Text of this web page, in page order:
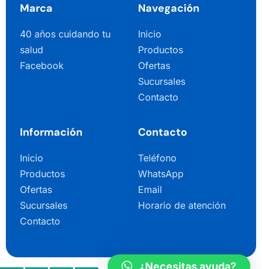
Marca
40 años cuidando tu
salud
Facebook
Navegación
Inicio
Productos
Ofertas
Sucursales
Contacto
Información
Inicio
Productos
Ofertas
Sucursales
Contacto
Contacto
Teléfono
WhatsApp
Email
Horario de atención
¿Necesitas ayuda?